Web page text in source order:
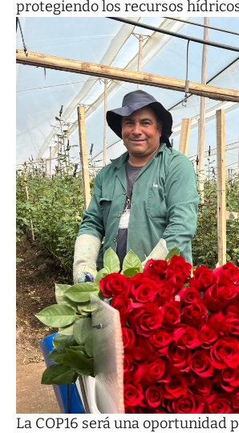
protegiendo los recursos
La COP16 será una oportunidad